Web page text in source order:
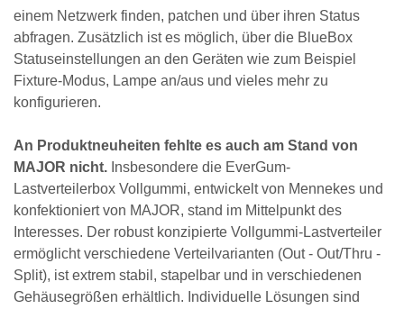
einem Netzwerk finden, patchen und über ihren Status
abfragen. Zusätzlich ist es möglich, über die BlueBox
Statuseinstellungen an den Geräten wie zum Beispiel
Fixture-Modus, Lampe an/aus und vieles mehr zu
konfigurieren.
An Produktneuheiten fehlte es auch am Stand von
MAJOR nicht. Insbesondere die EverGum-
Lastverteilerbox Vollgummi, entwickelt von Mennekes und
konfektioniert von MAJOR, stand im Mittelpunkt des
Interesses. Der robust konzipierte Vollgummi-Lastverteiler
ermöglicht verschiedene Verteilvarianten (Out - Out/Thru -
Split), ist extrem stabil, stapelbar und in verschiedenen
Gehäusegrößen erhältlich. Individuelle Lösungen sind